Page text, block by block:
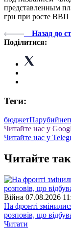
представленным
грн при росте ВВП
Назад до
Поділитися:
Теги:
бюджетПарубий
Читайте нас у
Читайте нас у
Читайте
Війна 07.08.2026
На фронті
розповів, що
Читати